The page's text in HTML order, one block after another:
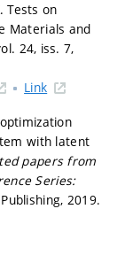
Tests on
Materials and
24, iss. 7,
Link
optimization
with latent
papers from
Series:
2019.